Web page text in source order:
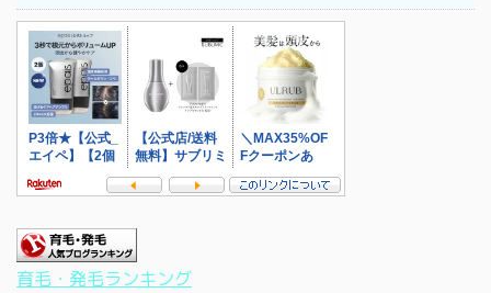
育毛・発毛ランキング